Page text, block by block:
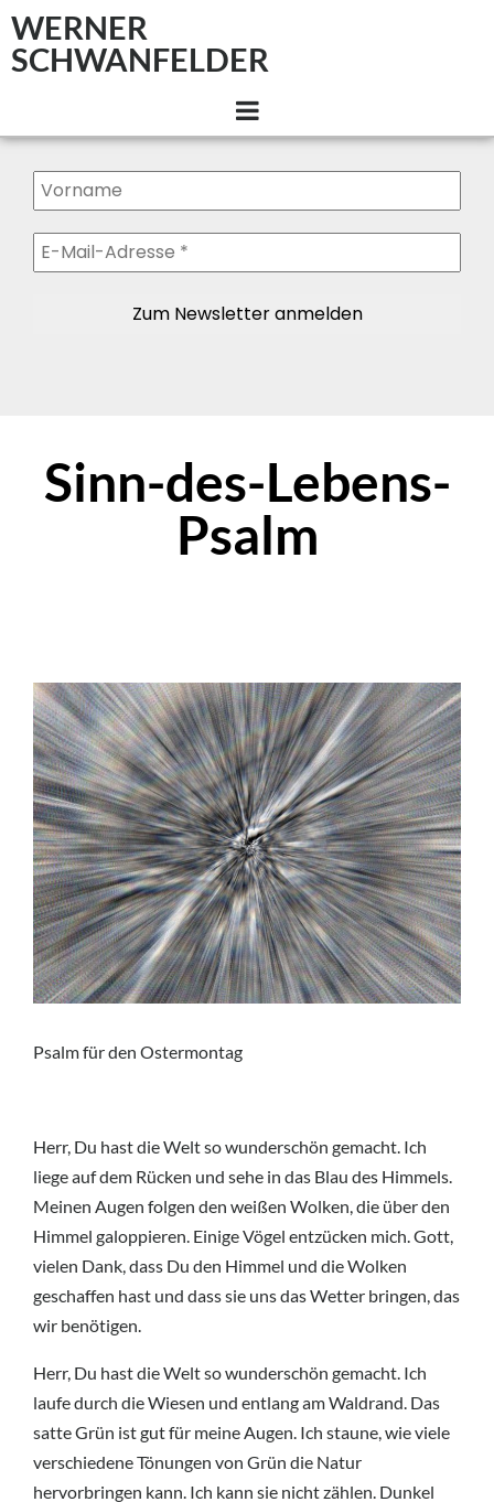
WERNER
SCHWANFELDER
Sinn-des-Lebens-
Psalm
Psalm für den Ostermontag
Herr, Du hast die Welt so wunderschön gemacht. Ich
liege auf dem Rücken und sehe in das Blau des Himmels.
Meinen Augen folgen den weißen Wolken, die über den
Himmel galoppieren. Einige Vögel entzücken mich. Gott,
vielen Dank, dass Du den Himmel und die Wolken
geschaffen hast und dass sie uns das Wetter bringen, das
wir benötigen.
Herr, Du hast die Welt so wunderschön gemacht. Ich
laufe durch die Wiesen und entlang am Waldrand. Das
satte Grün ist gut für meine Augen. Ich staune, wie viele
verschiedene Tönungen von Grün die Natur
hervorbringen kann. Ich kann sie nicht zählen. Dunkel